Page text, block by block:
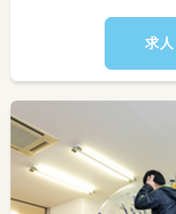
利用している子
小学生のみで、
《送迎業務
1人での送迎業務へ
(心配事は相談
求